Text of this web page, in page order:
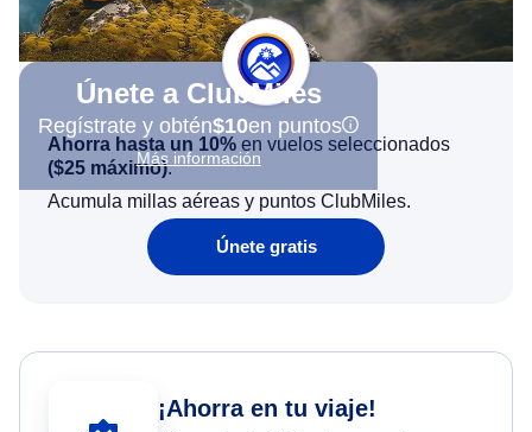
Únete a ClubMiles
Regístrate y obtén$10en puntos
Más información
Ahorra hasta un 10% en vuelos seleccionados
($25 máximo).
Acumula millas aéreas y puntos ClubMiles.
Únete gratis
¡Ahorra en tu viaje!